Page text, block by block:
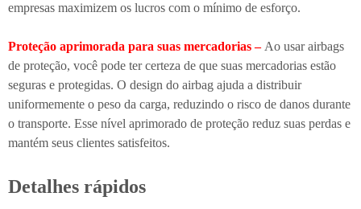
empresas maximizem os lucros com o mínimo de esforço.
Proteção aprimorada para suas mercadorias – Ao usar airbags
de proteção, você pode ter certeza de que suas mercadorias estão
seguras e protegidas. O design do airbag ajuda a distribuir
uniformemente o peso da carga, reduzindo o risco de danos durante
o transporte. Esse nível aprimorado de proteção reduz suas perdas e
mantém seus clientes satisfeitos.
Detalhes rápidos